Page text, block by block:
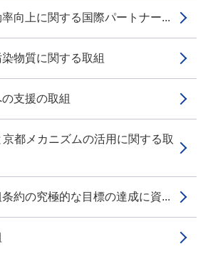
向上に関する国際パートナー...
物質に関する取組
支援の取組
都メカニズムの活用に関する取
約の究極的な目標の達成に資...